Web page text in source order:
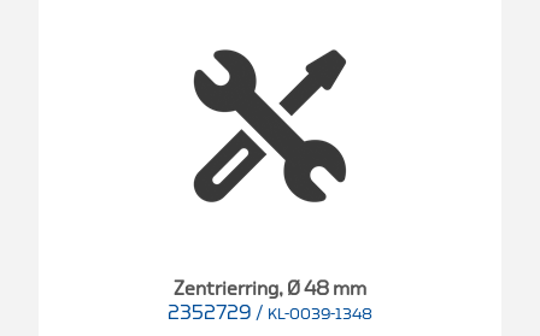
Zentrierring, Ø 48 mm
2352729 / KL-0039-1348